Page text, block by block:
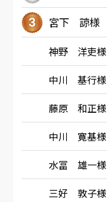
宮下 諒様
神野 洋吏様
中川 基行様
藤原 和正様
中川 寛基様
水冨 雄一様
三好 敦子様